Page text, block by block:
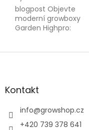
blogpost Objevte
moderní growboxy
Garden Highpro:
Z
aKontakt
info@growshop.cz
+420 739 378 641